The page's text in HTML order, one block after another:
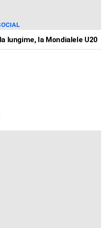
lungime, la Mondialele U20